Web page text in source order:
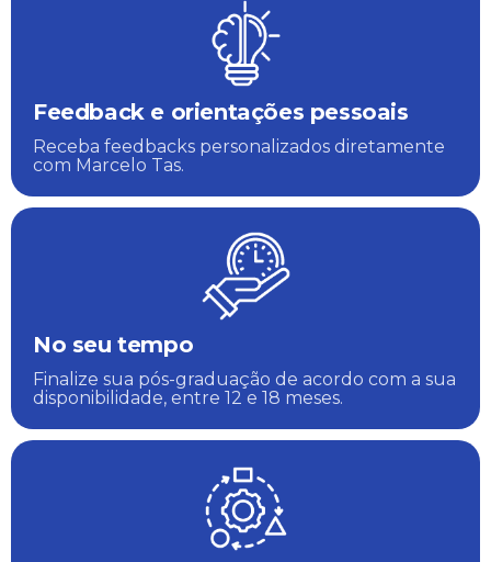
Feedback e orientações pessoais
Receba feedbacks personalizados diretamente
com Marcelo Tas.
No seu tempo
Finalize sua pós-graduação de acordo com a sua
disponibilidade, entre 12 e 18 meses.